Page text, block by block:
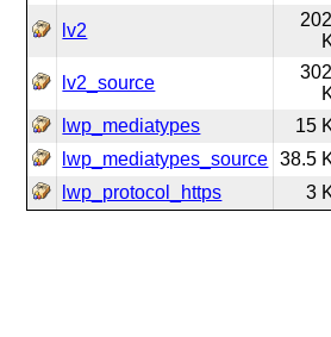
lv2
lv2_source
lwp_mediatypes 15
lwp_mediatypes_source
38.5
lwp_protocol_https
3